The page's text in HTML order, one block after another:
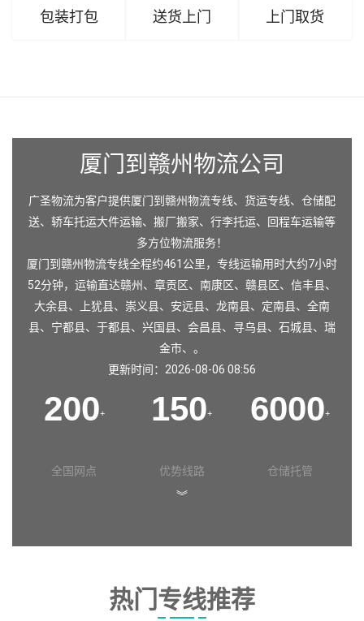
包装打包 送货上门 上门取货
厦门到赣州物流公司
广圣物流为客户提供厦门到赣州物流专线、货运专线、仓储配
送、轿车托运大件运输、搬厂搬家、行李托运、回程车运输等
多方位物流服务！
厦门到赣州物流专线全程约461公里，专线运输用时大约7小时
52分钟，运输直达赣州 、 章贡区、 南康区、 赣县区、 信丰县、
大余县、 上犹县、 崇义县、 安远县、 龙南县、 定南县、 全南
县、 宁都县、 于都县、 兴国县、 会昌县、 寻乌县、 石城县、 瑞
金市、。
更新时间：2026-08-06 08:56
200+
全国网点
150+
优势线路
6000+
仓储托管
︾
热门专线推荐